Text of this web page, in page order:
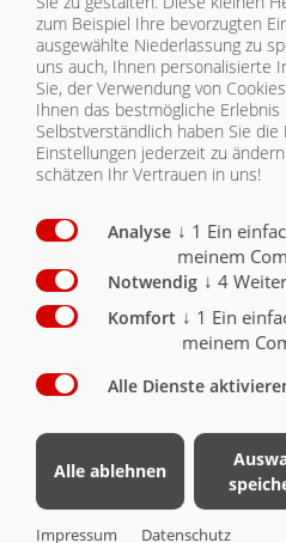
ZUM
WO
BETRIEBE?
Die
ohne
Betrieben,
ZUM
zum Beispiel Ihre bevorzugten
ausgewählte Niederlassung zu
uns auch, Ihnen personalisierte
Sie, der Verwendung von
Ihnen das bestmögliche
Selbstverständlich haben Sie
Einstellungen jederzeit zu
schätzen Ihr Vertrauen in uns!
Analyse ↓ 1 Ein
meinem
Notwendig ↓ 4
Komfort ↓ 1 Ein
meinem
Alle Dienste
Alle ablehnen
Impressum Datenschutz